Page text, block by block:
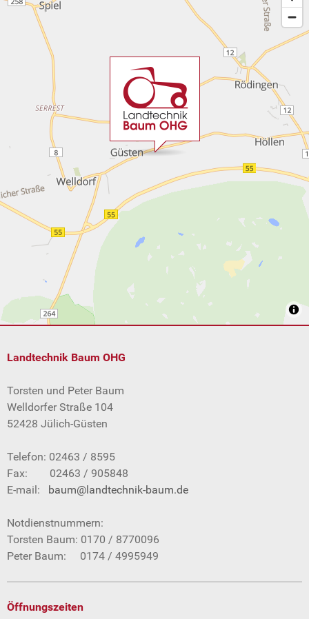
Landtechnik Baum OHG
Torsten und Peter Baum
Welldorfer Straße 104
52428 Jülich-Güsten
Telefon: 02463 / 8595
Fax: 02463 / 905848
E-mail: baum@landtechnik-baum.de
Notdienstnummern:
Torsten Baum: 0170 / 8770096
Peter Baum: 0174 / 4995949
Öffnungszeiten